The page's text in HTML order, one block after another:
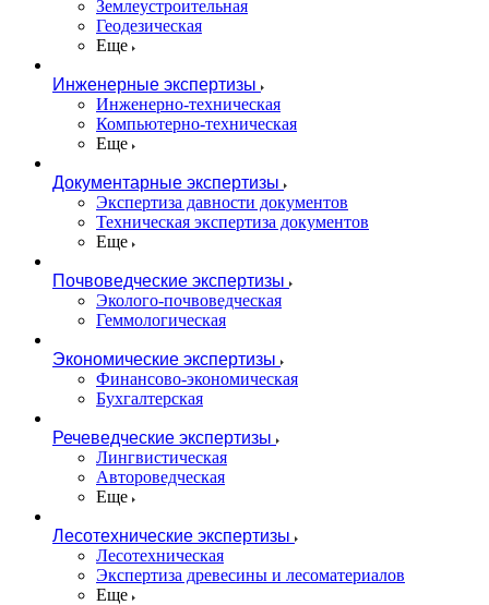
Землеустроительная
Геодезическая
Еще
Инженерные экспертизы
Инженерно-техническая
Компьютерно-техническая
Еще
Документарные экспертизы
Экспертиза давности документов
Техническая экспертиза документов
Еще
Почвоведческие экспертизы
Эколого-почвоведческая
Геммологическая
Экономические экспертизы
Финансово-экономическая
Бухгалтерская
Речеведческие экспертизы
Лингвистическая
Автороведческая
Еще
Лесотехнические экспертизы
Лесотехническая
Экспертиза древесины и лесоматериалов
Еще